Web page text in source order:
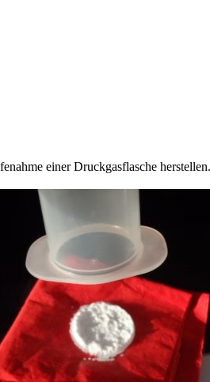
einer Druckgasflasche herstellen.